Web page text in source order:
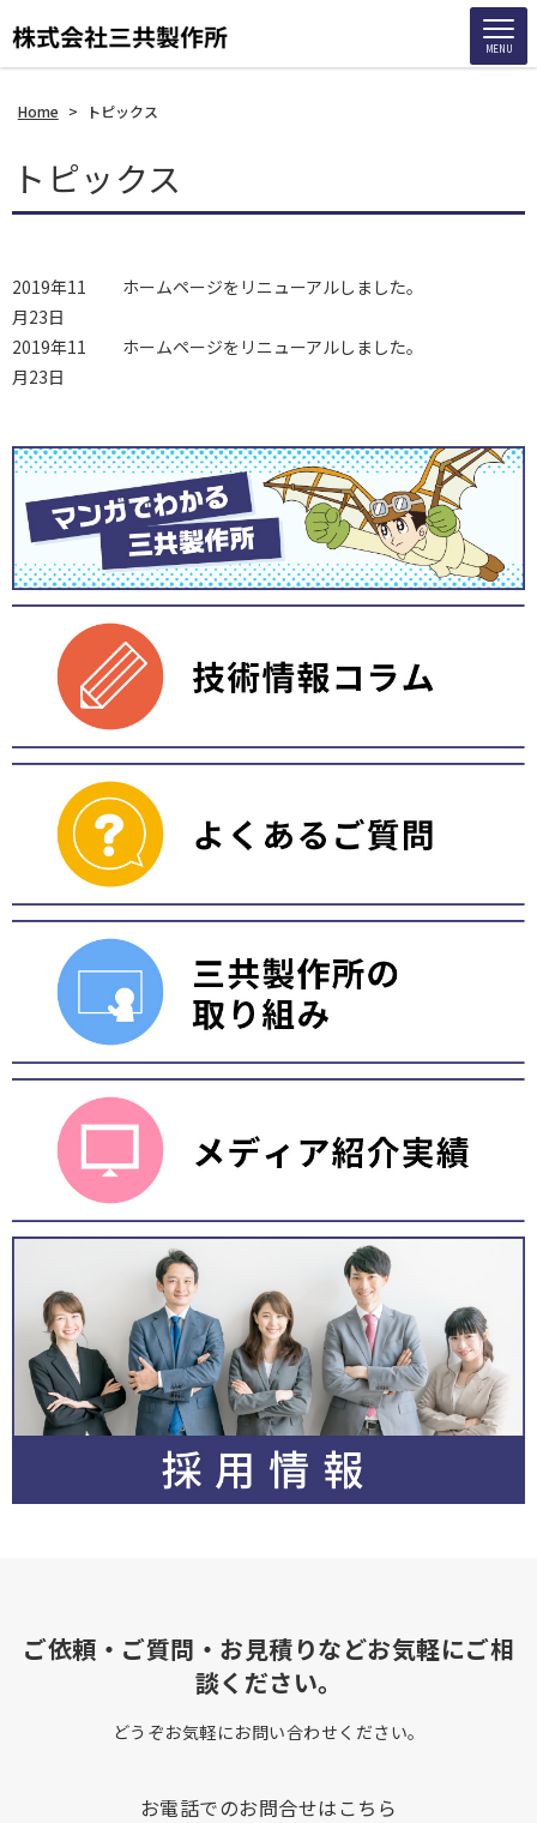
MENU
Home > トピックス
トピックス
2019年11
月23日
ホームページをリニューアルしました。
2019年11
月23日
ホームページをリニューアルしました。
ご依頼・ご質問・お見積りなどお気軽にご相
談ください。
どうぞお気軽にお問い合わせください。
お電話でのお問合せはこちら